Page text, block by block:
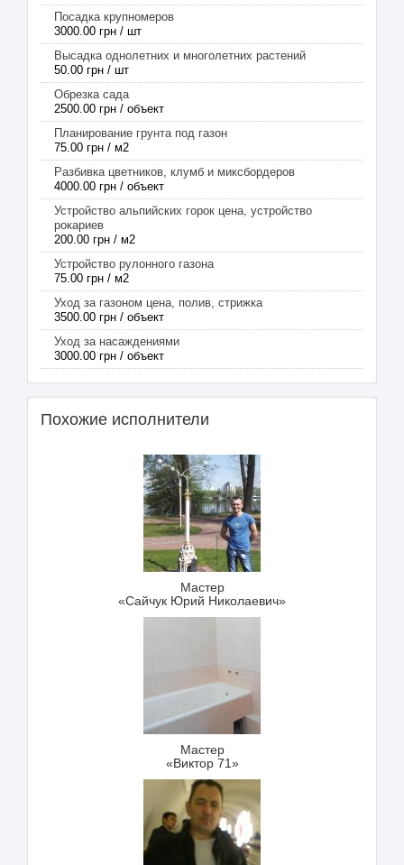
Посадка крупномеров
3000.00 грн / шт
Высадка однолетних и многолетних растений
50.00 грн / шт
Обрезка сада
2500.00 грн / объект
Планирование грунта под газон
75.00 грн / м2
Разбивка цветников, клумб и миксбордеров
4000.00 грн / объект
Устройство альпийских горок цена, устройство
рокариев
200.00 грн / м2
Устройство рулонного газона
75.00 грн / м2
Уход за газоном цена, полив, стрижка
3500.00 грн / объект
Уход за насаждениями
3000.00 грн / объект
Похожие исполнители
Мастер
«Сайчук Юрий Николаевич»
Мастер
«Виктор 71»